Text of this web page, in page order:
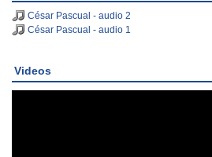
César Pascual - audio 2
César Pascual - audio 1
Videos